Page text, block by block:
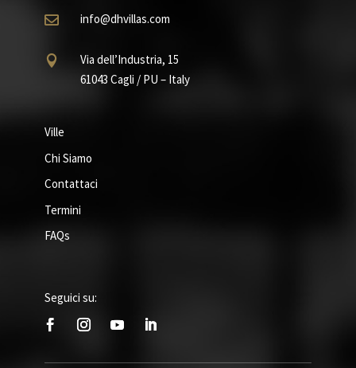
 info@dhvillas.com

Via dell’Industria, 15
61043 Cagli / PU – Italy
Ville
Chi Siamo
Contattaci
Termini
FAQs
Seguici su: